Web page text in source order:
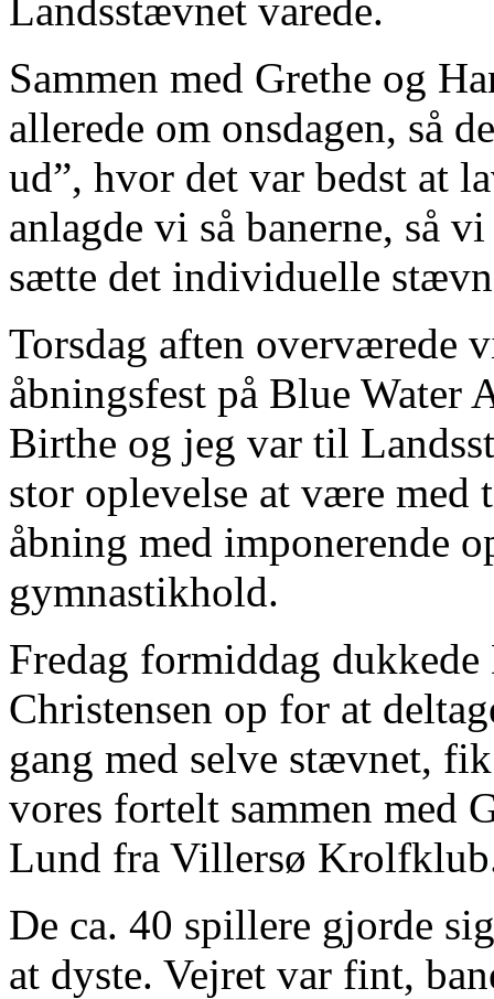
Landsstævnet varede.
Sammen med Grethe og
allerede om onsdagen, så
ud”, hvor det var bedst at
anlagde vi så banerne, så
sætte det individuelle
Torsdag aften overværede
åbningsfest på Blue Water
Birthe og jeg var til
stor oplevelse at være med
åbning med imponerende
gymnastikhold.
Fredag formiddag
Christensen op for at
gang med selve stævnet,
vores fortelt sammen med
Lund fra Villersø
De ca. 40 spillere gjorde
at dyste. Vejret var fint,